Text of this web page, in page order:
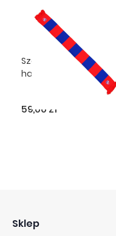
Szalik - pasiak z
haftowanym herbem
59,00 zł
Sklep